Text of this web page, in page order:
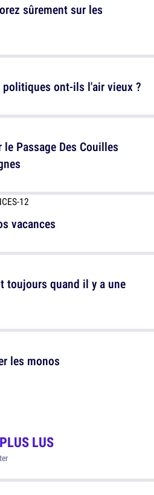
sûrement sur les
Passage Des Couilles
toujours quand il y a une
ont-ils l'air vieux ?
vacances
les monos
LUS